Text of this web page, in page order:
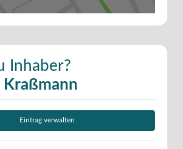
Inhaber?
Kraßmann
Eintrag verwalten